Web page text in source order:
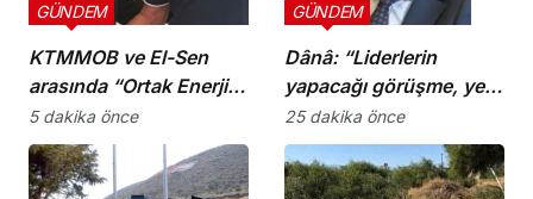
KTMMOB ve El-Sen
arasında “Ortak Enerji
Komitesi İş Birliği
Protokolü” imzalandı
GÜNDEM
5 dakika önce
Dânâ: “Liderlerin
yapacağı görüşme, yeni
ve sonuç alıcı 5+1
toplantısına hazırlık
niteliği taşıyor”
GÜNDEM
25 dakika önce